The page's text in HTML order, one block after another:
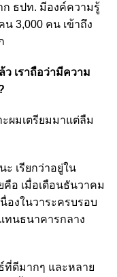
ก ธปท. มีองค์ความรู้
3,000 คน เข้าถึง
เราถือว่ามีความ
ผมเตรียมมาแต่ลืม
เรียกว่าอยู่ใน
คือ เมื่อเดือนธันวาคม
องในวาระครบรอบ
ทนธนาคารกลาง
ที่ดีมากๆ และหลาย